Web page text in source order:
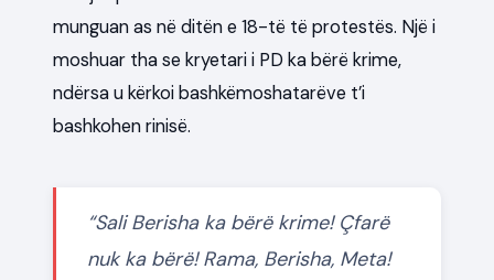
munguan as në ditën e 18-të të protestës. Një i
moshuar tha se kryetari i PD ka bërë krime,
ndërsa u kërkoi bashkëmoshatarëve t’i
bashkohen rinisë.
“Sali Berisha ka bërë krime! Çfarë
nuk ka bërë! Rama, Berisha, Meta!